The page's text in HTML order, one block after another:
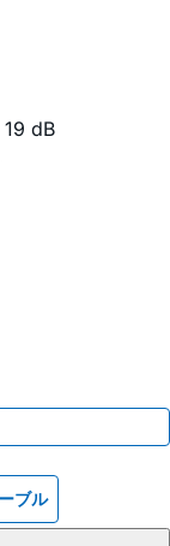
19 dB
ブル